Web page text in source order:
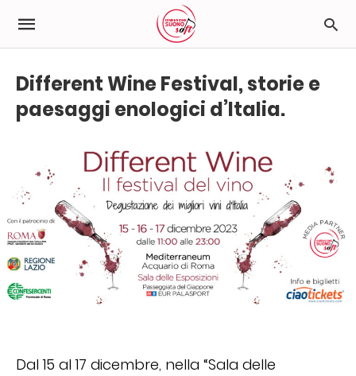
Different Wine Festival, storie e
paesaggi enologici d’Italia.
Dal 15 al 17 dicembre, nella “Sala delle